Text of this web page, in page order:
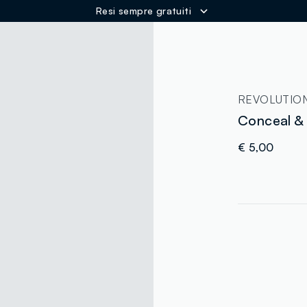
Resi sempre gratuiti
Conceal
€ 5,00